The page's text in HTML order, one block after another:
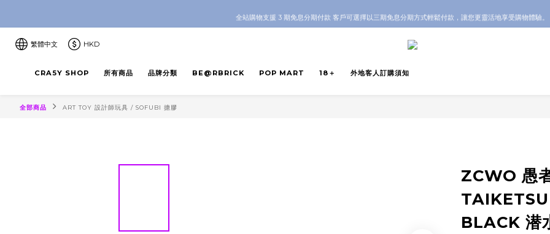
CRA5Y SHOP 全店 100% 正品保證｜支持香港本地 + 海外寄送｜💬 有任何問題？歡迎 WhatsApp 聯絡我
全站購物支援 3 期免息分期付款 客戶可選擇以三期免息分期方式輕鬆付款，讓您更靈活地享受購物體驗
CRA5Y SHOP 全店 100% 正品保證｜支持香港本地 + 海外寄送｜💬 有任何問題？歡迎 WhatsApp 聯絡我
繁體中文 HKD
CRA5Y SHOP 所有商品 品牌分類 BE@RBRICK POP MART 18＋ 外地客人訂購須知
全部商品 ART TOY 設計師玩具 / SOFUBI 搪膠
ZCWO 愚
BLACK 潜